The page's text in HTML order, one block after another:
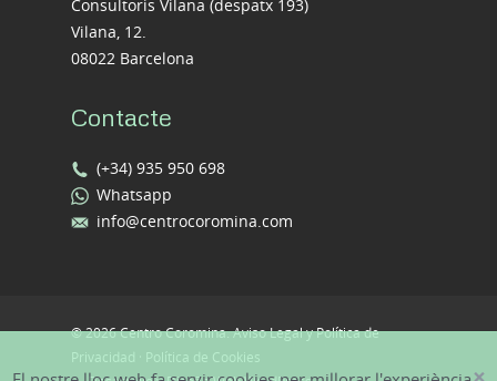
Consultoris Vilana (despatx 193)
Vilana, 12.
08022 Barcelona
Contacte
(+34) 935 950 698
Whatsapp
info@centrocoromina.com
© 2026 Centro Coromina.Aviso Legal y Política de
Privacidad
Política de Cookies